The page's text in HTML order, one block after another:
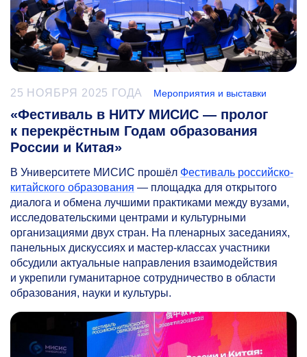
25 НОЯБРЯ 2025 ГОДА Мероприятия и выставки
«Фестиваль в НИТУ МИСИС — пролог
к перекрёстным Годам образования
России и Китая»
В Университете МИСИС прошёл Фестиваль российско-
китайского образования — площадка для открытого
диалога и обмена лучшими практиками между вузами,
исследовательскими центрами и культурными
организациями двух стран. На пленарных заседаниях,
панельных дискуссиях и мастер-классах участники
обсудили актуальные направления взаимодействия
и укрепили гуманитарное сотрудничество в области
образования, науки и культуры.